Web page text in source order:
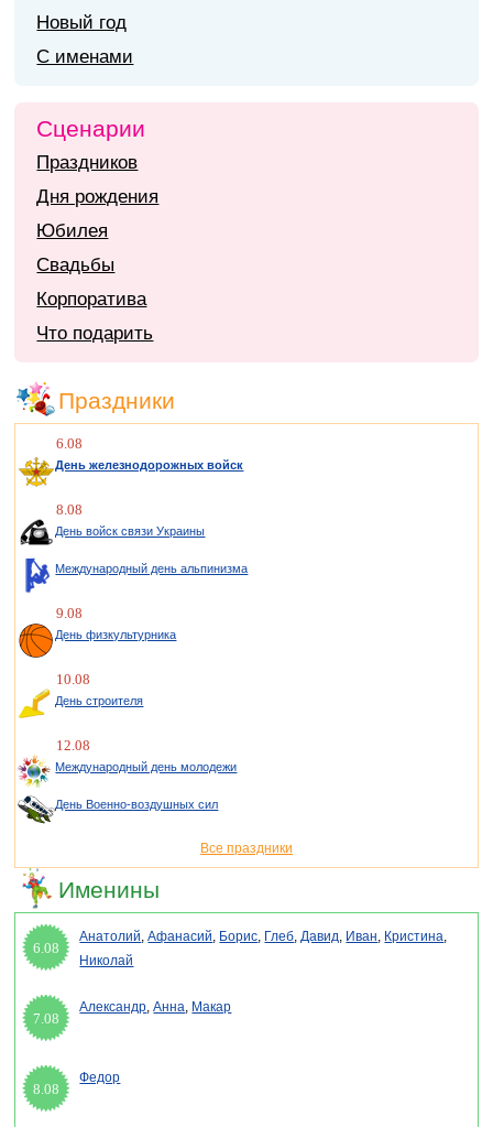
Новый год
С именами
Сценарии
Праздников
Дня рождения
Юбилея
Свадьбы
Корпоратива
Что подарить
Праздники
6.08
День железнодорожных войск
8.08
День войск связи Украины
Международный день альпинизма
9.08
День физкультурника
10.08
День строителя
12.08
Международный день молодежи
День Военно-воздушных сил
Все праздники
Именины
6.08
Анатолий,Афанасий, Борис, Глеб,Давид, Иван, Кристина,
Николай
7.08
Александр,Анна, Макар
8.08
Федор